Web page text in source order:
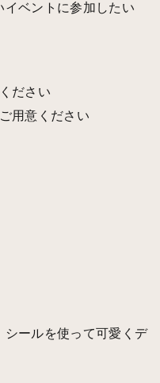
イベントに参加したい
ださい
用意ください
ールを使って可愛くデ